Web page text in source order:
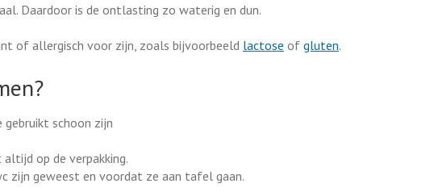
Daardoor is de ontlasting zo waterig en dun.
of allergisch voor zijn, zoals bijvoorbeeld lactose of gluten.
schoon zijn
op de verpakking.
zijn geweest en voordat ze aan tafel gaan.